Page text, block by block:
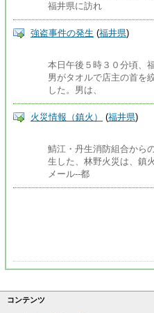
福井県に訪れ
強盗事件の発生 (福井県)
本日午後５時３０分頃、
男がタオルで店主の首を
した。男は、
火災情報（鎮火） (福井県)
鯖江・丹生消防組合から
生した、林野火災は、鎮
メール--都
コンテンツ